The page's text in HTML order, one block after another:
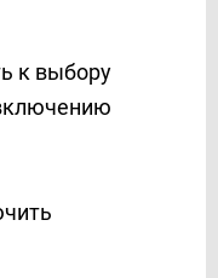
к выбору